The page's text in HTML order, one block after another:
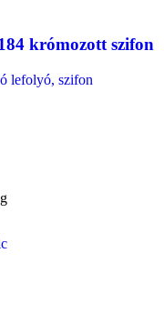
krómozott szifon
lefolyó, szifon